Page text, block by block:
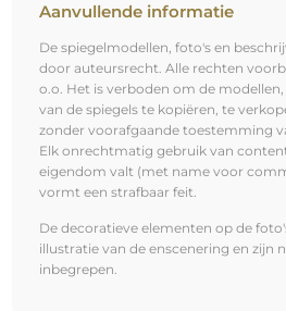
Aanvullende informatie
De spiegelmodellen, foto's en
door auteursrecht. Alle rechten
o.o. Het is verboden om de
van de spiegels te kopiëren, te
zonder voorafgaande toestemming
Elk onrechtmatig gebruik van
eigendom valt (met name voor
vormt een strafbaar feit.
De decoratieve elementen op de
illustratie van de enscenering en zijn
inbegrepen.